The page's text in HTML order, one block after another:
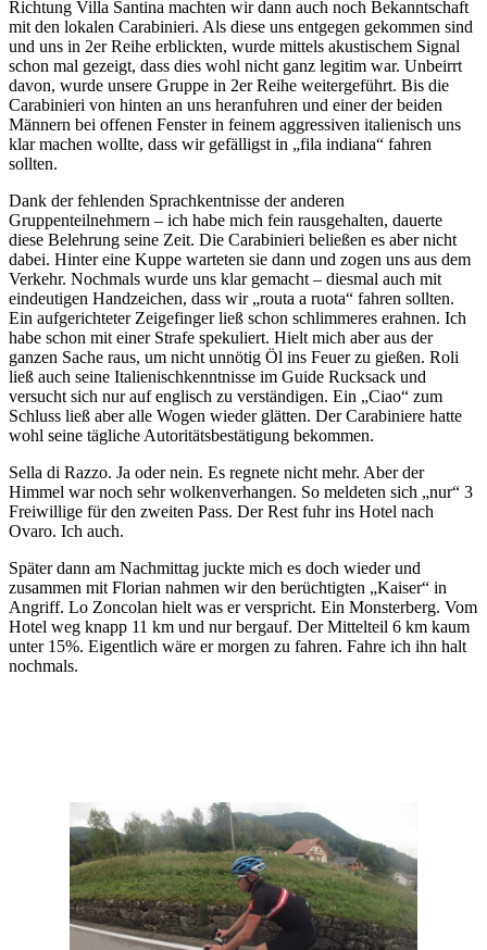
Richtung Villa Santina machten wir dann auch noch Bekanntschaft
mit den lokalen Carabinieri. Als diese uns entgegen gekommen sind
und uns in 2er Reihe erblickten, wurde mittels akustischem Signal
schon mal gezeigt, dass dies wohl nicht ganz legitim war. Unbeirrt
davon, wurde unsere Gruppe in 2er Reihe weitergeführt. Bis die
Carabinieri von hinten an uns heranfuhren und einer der beiden
Männern bei offenen Fenster in feinem aggressiven italienisch uns
klar machen wollte, dass wir gefälligst in „fila indiana“ fahren
sollten.
Dank der fehlenden Sprachkentnisse der anderen
Gruppenteilnehmern – ich habe mich fein rausgehalten, dauerte
diese Belehrung seine Zeit. Die Carabinieri beließen es aber nicht
dabei. Hinter eine Kuppe warteten sie dann und zogen uns aus dem
Verkehr. Nochmals wurde uns klar gemacht – diesmal auch mit
eindeutigen Handzeichen, dass wir „routa a ruota“ fahren sollten.
Ein aufgerichteter Zeigefinger ließ schon schlimmeres erahnen. Ich
habe schon mit einer Strafe spekuliert. Hielt mich aber aus der
ganzen Sache raus, um nicht unnötig Öl ins Feuer zu gießen. Roli
ließ auch seine Italienischkenntnisse im Guide Rucksack und
versucht sich nur auf englisch zu verständigen. Ein „Ciao“ zum
Schluss ließ aber alle Wogen wieder glätten. Der Carabiniere hatte
wohl seine tägliche Autoritätsbestätigung bekommen.
Sella di Razzo. Ja oder nein. Es regnete nicht mehr. Aber der
Himmel war noch sehr wolkenverhangen. So meldeten sich „nur“ 3
Freiwillige für den zweiten Pass. Der Rest fuhr ins Hotel nach
Ovaro. Ich auch.
Später dann am Nachmittag juckte mich es doch wieder und
zusammen mit Florian nahmen wir den berüchtigten „Kaiser“ in
Angriff. Lo Zoncolan hielt was er verspricht. Ein Monsterberg. Vom
Hotel weg knapp 11 km und nur bergauf. Der Mittelteil 6 km kaum
unter 15%. Eigentlich wäre er morgen zu fahren. Fahre ich ihn halt
nochmals.